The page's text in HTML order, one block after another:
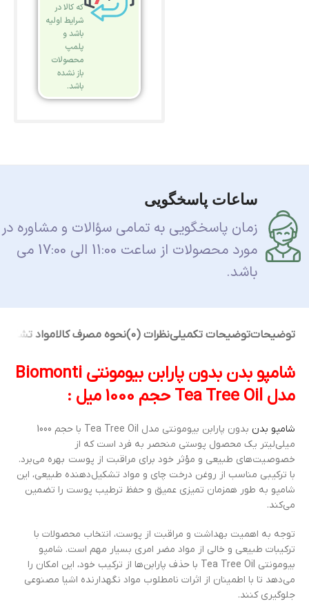
که کالا در
شرایط اولیه
باشد و
پلمپ
محصولات
باز نشده
باشد.
ساعات پاسخگویی
زمان پاسخگویی به تمامی سؤالات و مشاوره در
مورد محصولات از ساعت 11:00 الی 17:00 می
باشد.
توضیحاتتوضیحات تکمیلینظرات (0) نحوه مصرف کالامواد
شامپو بدن بدون پارابن بیومونتی Biomonti
مدل Tea Tree Oil حجم 1000 میل :
شامپو بدن
بدون پارابن بیومونتی مدل Tea Tree Oil با حجم 1000
میلی‌لیتر یک محصول پوستی منحصر به فرد است که از
خصوصیت‌های طبیعی و مؤثر خود برای مراقبت از پوست بهره می‌برد.
با ترکیبی مناسب از روغن درخت چای و مواد تشکیل‌دهنده طبیعی، این
شامپو به طور همزمان تمیزی عمیق و حفظ ترطیب پوست را تضمین
می‌کند.
توجه به اهمیت بهداشت و مراقبت از پوست، انتخاب محصولات با
ترکیبات طبیعی و خالی از مواد مضر امری بسیار مهم است. شامپو
بیومونتی Tea Tree Oil با حذف پارابن‌ها از ترکیب خود، این امکان را
می‌دهد تا با اطمینان از اثرات نامطلوب مواد نگهدارنده اشیا مصنوعی
جلوگیری کنند.